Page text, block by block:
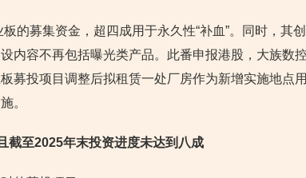
的募集资金，超四成用于永久性“补血”。同时，其
内容不再包括曝光类产品。此番申报港股，大族数
募投项目调整后拟租赁一处厂房作为新增实施地点
。
截至2025年末投资进度未达到八成